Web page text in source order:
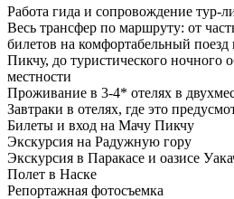
Работа гида и сопровождение тур-
Весь трансфер по маршруту: от
билетов на комфортабельный
Пикчу, до туристического ночного
местности
Проживание в 3-4* отелях в
Завтраки в отелях, где это
Билеты и вход на Мачу Пикчу
Экскурсия на Радужную гору
Экскурсия в Паракасе и оазисе
Полет в Наске
Репортажная фотосъемка